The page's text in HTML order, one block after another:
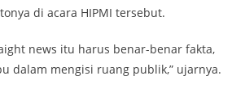
di acara HIPMI tersebut.
news itu harus benar-benar fakta,
dalam mengisi ruang publik,” ujarnya.